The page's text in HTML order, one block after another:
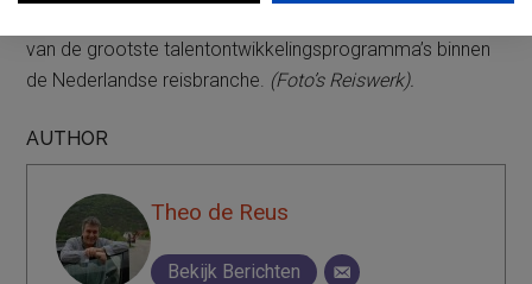
van de grootste talentontwikkelingsprogramma’s binnen
de Nederlandse reisbranche. (Foto’s Reiswerk).
AUTHOR
Theo de Reus
Bekijk Berichten